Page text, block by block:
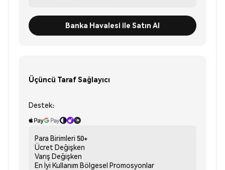
Banka Havalesi ile Satın Al
Üçüncü Taraf Sağlayıcı
Destek:
Para Birimleri 50+
Ücret Değişken
Varış Değişken
En İyi Kullanım Bölgesel Promosyonlar